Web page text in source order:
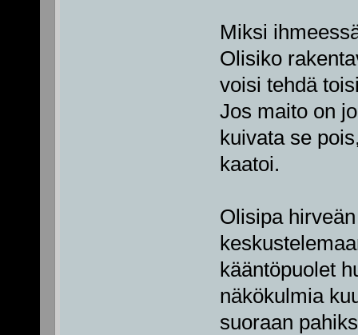
Miksi
Olisiko
voisi tehdä
Jos maito on
kuivata se
kaatoi.
Olisipa
kääntöpuolet
näkökulmia
suoraan